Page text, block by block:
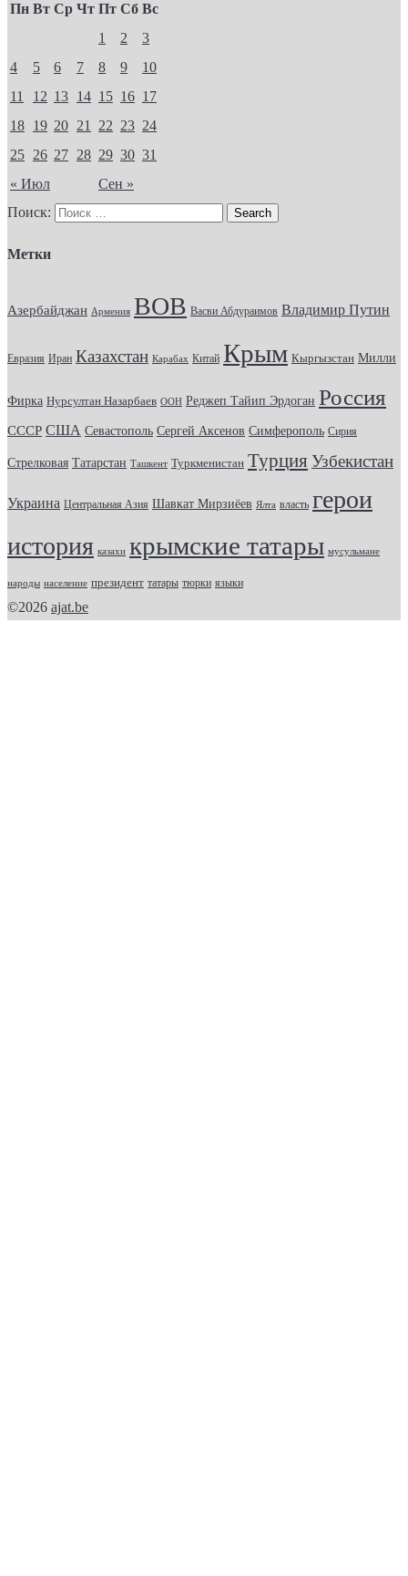
Пн Вт Ср Чт Пт Сб Вс
« Июл Сен »
1 2
3
4
5 6 7 8 9
10
11
12 13 14 15 16 17
18 19 20 21 22 23 24
25 26 27 28 29 30 31
Поиск:
Метки
Азербайджан Армения ВОВ Васви Абдураимов Владимир Путин
Евразия Иран Казахстан Карабах Китай Крым Кыргызстан Милли
Фирка Нурсултан Назарбаев ООН Реджеп Тайип Эрдоган Россия
СССР США Севастополь Сергей Аксенов Симферополь Сирия
Стрелковая Татарстан Ташкент Туркменистан Турция Узбекистан
Украина Центральная Азия Шавкат Мирзиёев Ялта власть герои
история казахи крымские татары мусульмане
народы население президент татары тюрки языки
©2026 ajat.be